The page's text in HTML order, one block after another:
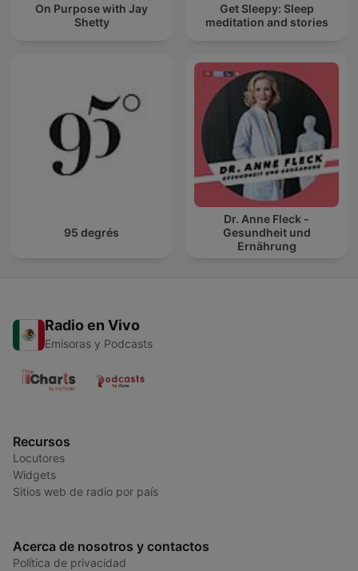
On Purpose with Jay
Shetty
Get Sleepy: Sleep
meditation and stories
95 degrés
Dr. Anne Fleck -
Gesundheit und
Ernährung
Radio en Vivo
Emisoras y Podcasts
Recursos
Locutores
Widgets
Sitios web de radio por país
Acerca de nosotros y contactos
Política de privacidad